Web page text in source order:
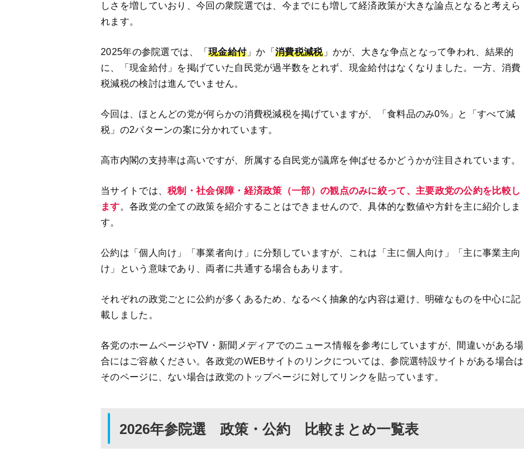
しさを増していおり、今回の衆院選では、今までにも増して経済政策が大きな論点となると考えら
れます。
2025年の参院選では、「 現金給付」か「消費税減税」かが、大きな争点となって争われ、結果的
に、「現金給付」を掲げていた自民党が過半数をとれず、現金給付はなくなりました。一方、消費
税減税の検討は進んでいません。
今回は、ほとんどの党が何らかの消費税減税を掲げていますが、「食料品のみ0%」と「すべて減
税」の2パターンの案に分かれています。
高市内閣の支持率は高いですが、所属する自民党が議席を伸ばせるかどうかが注目されています。
当サイトでは、税制・社会保障・経済政策（一部）の観点のみに絞って、主要政党の公約を比較し
ます。各政党の全ての政策を紹介することはできませんので、具体的な数値や方針を主に紹介しま
す。
公約は「個人向け」「事業者向け」に分類していますが、これは「主に個人向け」「主に事業主向
け」という意味であり、両者に共通する場合もあります。
それぞれの政党ごとに公約が多くあるため、なるべく抽象的な内容は避け、明確なものを中心に記
載しました。
各党のホームページやTV・新聞メディアでのニュース情報を参考にしていますが、間違いがある場
合にはご容赦ください。各政党のWEBサイトのリンクについては、参院選特設サイトがある場合は
そのページに、ない場合は政党のトップページに対してリンクを貼っています。
2026年参院選 政策・公約 比較まとめ一覧表